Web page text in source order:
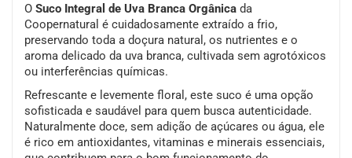
O Suco Integral de Uva Branca Orgânica da
Coopernatural é cuidadosamente extraído a frio,
preservando toda a doçura natural, os nutrientes e o
aroma delicado da uva branca, cultivada sem agrotóxicos
ou interferências químicas.
Refrescante e levemente floral, este suco é uma opção
sofisticada e saudável para quem busca autenticidade.
Naturalmente doce, sem adição de açúcares ou água, ele
é rico em antioxidantes, vitaminas e minerais essenciais,